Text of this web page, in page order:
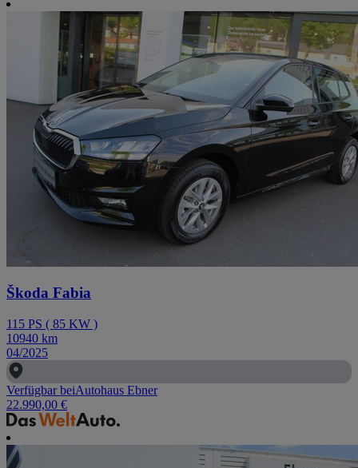
Škoda Fabia
115 PS ( 85 KW )
10940 km
04/2025
Verfügbar beiAutohaus Ebner
22.990,00 €